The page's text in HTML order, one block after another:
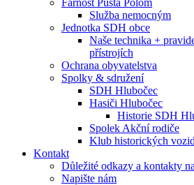
Farnost Pustá Polom
Služba nemocným
Jednotka SDH obce
Naše technika +
přístrojích
Ochrana obyvatelstva
Spolky & sdružení
SDH Hlubočec
Hasiči Hlubočec
Historie SDH
Spolek Akční rodiče
Klub historických
Kontakt
Důležité odkazy a kontakty
Napište nám